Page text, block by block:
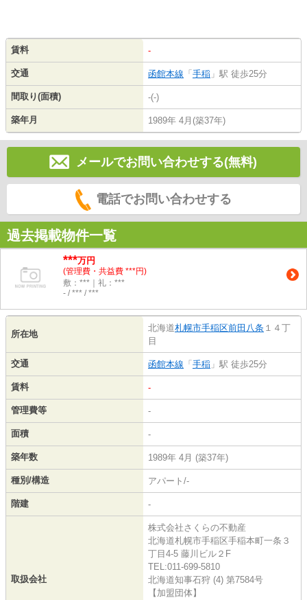
賃料 -
交通 函館本線 「 手稲 」駅 徒歩25分
間取り(面積) -(-)
築年月 1989年 4月(築37年)
メールでお問い合わせする(無料)
電話でお問い合わせする
過去掲載物件一覧
***万円
(管理費・共益費 ***円)
敷：***｜礼：***
- / *** / ***
所在地
北海道札幌市手稲区前田八条 １４丁
目
交通 函館本線 「 手稲 」駅 徒歩25分
賃料 -
管理費等 -
面積 -
築年数 1989年 4月 (築37年)
種別/構造 アパート/-
階建 -
取扱会社
株式会社さくらの不動産
北海道札幌市手稲区手稲本町一条３
丁目4-5 藤川ビル２F
TEL:011-699-5810
北海道知事石狩 (4) 第7584号
【加盟団体】